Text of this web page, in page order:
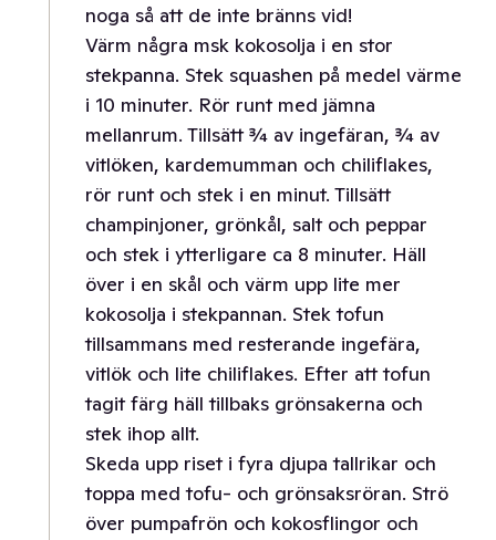
noga så att de inte bränns vid!
Värm några msk kokosolja i en stor
stekpanna. Stek squashen på medel värme
i 10 minuter. Rör runt med jämna
mellanrum. Tillsätt ¾ av ingefäran, ¾ av
vitlöken, kardemumman och chiliflakes,
rör runt och stek i en minut. Tillsätt
champinjoner, grönkål, salt och peppar
och stek i ytterligare ca 8 minuter. Häll
över i en skål och värm upp lite mer
kokosolja i stekpannan. Stek tofun
tillsammans med resterande ingefära,
vitlök och lite chiliflakes. Efter att tofun
tagit färg häll tillbaks grönsakerna och
stek ihop allt.
Skeda upp riset i fyra djupa tallrikar och
toppa med tofu- och grönsaksröran. Strö
över pumpafrön och kokosflingor och